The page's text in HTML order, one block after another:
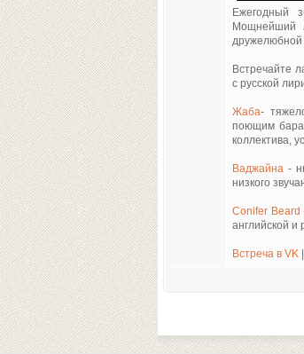
Eжегодный
Мощнейший
Встречайте
с русской
Жаба-
поющим
коллектива,
Ваджайна -
низкого
Conifer Beard
английской и
Встреча в VK